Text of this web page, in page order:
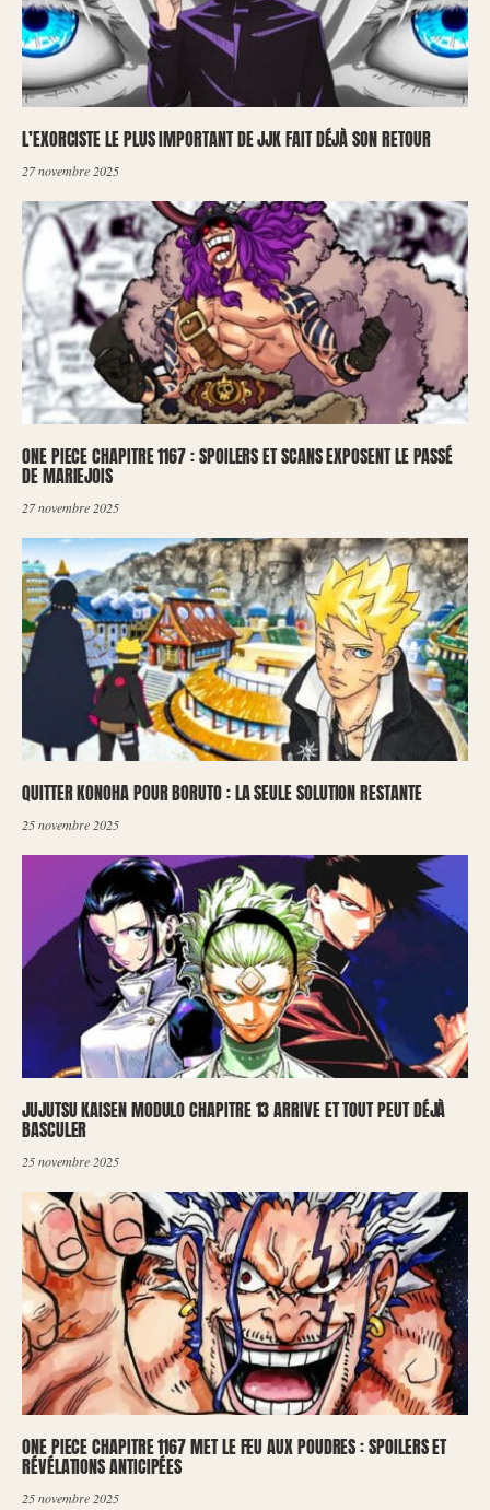
L’EXORCISTE LE PLUS IMPORTANT DE JJK FAIT DÉJÀ SON RETOUR
27 novembre 2025
ONE PIECE CHAPITRE 1167 : SPOILERS ET SCANS EXPOSENT LE PASSÉ
DE MARIEJOIS
27 novembre 2025
QUITTER KONOHA POUR BORUTO : LA SEULE SOLUTION RESTANTE
25 novembre 2025
JUJUTSU KAISEN MODULO CHAPITRE 13 ARRIVE ET TOUT PEUT DÉJÀ
BASCULER
25 novembre 2025
ONE PIECE CHAPITRE 1167 MET LE FEU AUX POUDRES : SPOILERS ET
RÉVÉLATIONS ANTICIPÉES
25 novembre 2025